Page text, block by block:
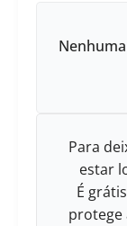
Para
estar
É
protege